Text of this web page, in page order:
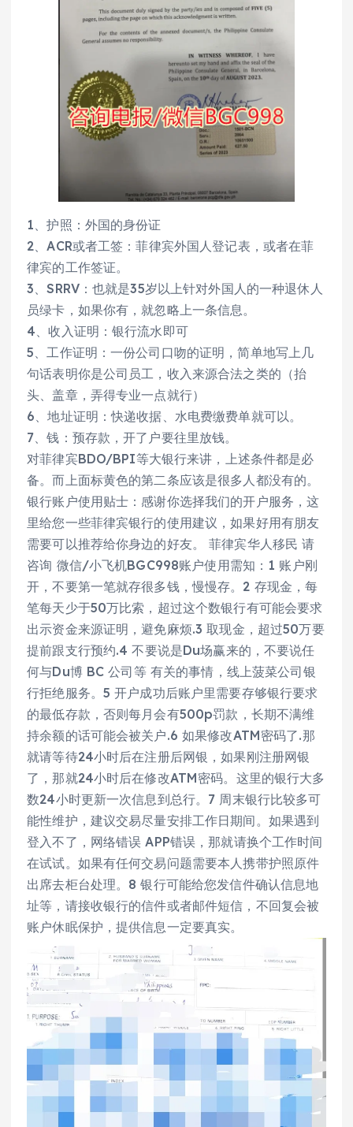
1、护照：外国的身份证
2、ACR或者工签：菲律宾外国人登记表，或者在菲
律宾的工作签证。
3、SRRV：也就是35岁以上针对外国人的一种退休人
员绿卡，如果你有，就忽略上一条信息。
4、收入证明：银行流水即可
5、工作证明：一份公司口吻的证明，简单地写上几
句话表明你是公司员工，收入来源合法之类的（抬
头、盖章，弄得专业一点就行）
6、地址证明：快递收据、水电费缴费单就可以。
7、钱：预存款，开了户要往里放钱。
对菲律宾BDO/BPI等大银行来讲，上述条件都是必
备。而上面标黄色的第二条应该是很多人都没有的。
银行账户使用贴士：感谢你选择我们的开户服务，这
里给您一些菲律宾银行的使用建议，如果好用有朋友
需要可以推荐给你身边的好友。 菲律宾华人移民 请
咨询 微信/小飞机BGC998账户使用需知：1 账户刚
开，不要第一笔就存很多钱，慢慢存。2 存现金，每
笔每天少于50万比索，超过这个数银行有可能会要求
出示资金来源证明，避免麻烦.3 取现金，超过50万要
提前跟支行预约.4 不要说是Du场赢来的，不要说任
何与Du博 BC 公司等 有关的事情，线上菠菜公司银
行拒绝服务。5 开户成功后账户里需要存够银行要求
的最低存款，否则每月会有500p罚款，长期不满维
持余额的话可能会被关户.6 如果修改ATM密码了.那
就请等待24小时后在注册后网银，如果刚注册网银
了，那就24小时后在修改ATM密码。这里的银行大多
数24小时更新一次信息到总行。7 周末银行比较多可
能性维护，建议交易尽量安排工作日期间。如果遇到
登入不了，网络错误 APP错误，那就请换个工作时间
在试试。如果有任何交易问题需要本人携带护照原件
出席去柜台处理。8 银行可能给您发信件确认信息地
址等，请接收银行的信件或者邮件短信，不回复会被
账户休眠保护，提供信息一定要真实。